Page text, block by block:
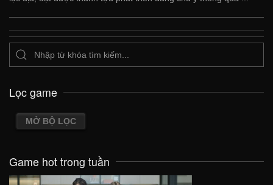
Lọc game
MỞ BỘ LỌC
Game hot trong tuần